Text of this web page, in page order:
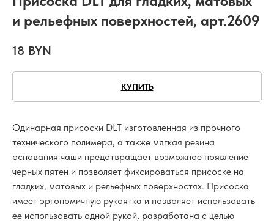
и рельефных поверхностей, арт.2609
18 BYN
КУПИТЬ
Одинарная присоски DLT изготовленная из прочного
технического полимера, а также мягкая резина
основания чаши предотвращает возможное появление
черных пятен и позволяет фиксироваться присоске на
гладких, матовых и рельефных поверхностях. Присоска
имеет эргономичную рукоятка и позволяет использовать
ее использовать одной рукой, разработана с целью